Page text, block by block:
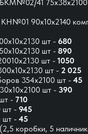
41
КН№01 90х10х2140
шт - 680
шт - 890
шт - 1050
шт - 2 025
354х2100 шт - 45
шт - 390
- 710
шт - 945
шт - 45
(2,5 коробки, 5